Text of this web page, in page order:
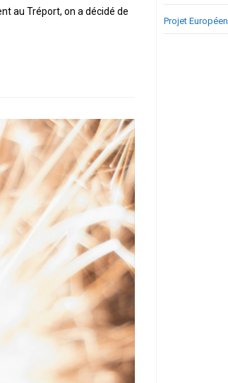
au Tréport, on a décidé de
Projet Européen